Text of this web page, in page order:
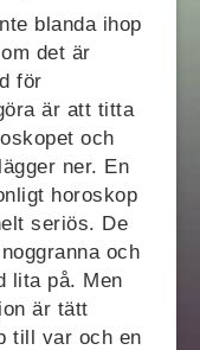
blanda ihop
det är
för
är att titta
och
ner. En
horoskop
seriös. De
och
lita på. Men
är tätt
till var och en